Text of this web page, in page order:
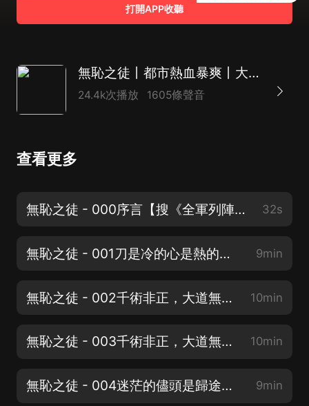
打開APP收聽
無恥之徒丨都市熱血暴爽丨大斌領銜多人有聲劇
24.4k次播放 1605條聲音
查看更多
無恥之徒 - 000序言【搜《全軍列陣》】 32s
無恥之徒 - 001刀是冷的心是熱的【搜《全軍列陣》】 9min
無恥之徒 - 002千術非正，大道無窮（1）【搜《全軍列陣》】 10min
無恥之徒 - 003千術非正，大道無窮（2）【搜《全軍列陣》】 10min
無恥之徒 - 004迷茫的儘頭是歸途（1）【搜《全軍列陣》】 9min